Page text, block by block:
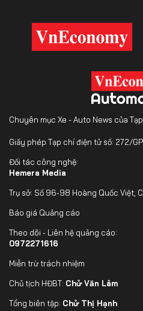
Chuyên mục Xe - Auto News của
Giấy phép Tạp chí điện tử số: 272/
Đối tác công nghệ:
Hemera Media
Trụ sở: Số 96-98 Hoàng Quốc Việt,
Báo giá Quảng cáo
Theo dõi - Liên hệ quảng cáo:
0972271616
Miễn trừ trách nhiệm
Chủ tịch HĐBT: Chử Văn Lâm
Tổng biên tập: Chử Thị Hạnh